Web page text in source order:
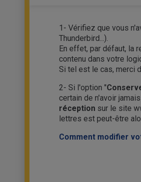
1- Vérifiez que vous
Thunderbird...).
En effet, par défaut, la
contenu dans votre
Si tel est le cas, merci
2- Si l'option "
certain de n'avoir
réception sur le site
lettres est peut-être
Comment modifier